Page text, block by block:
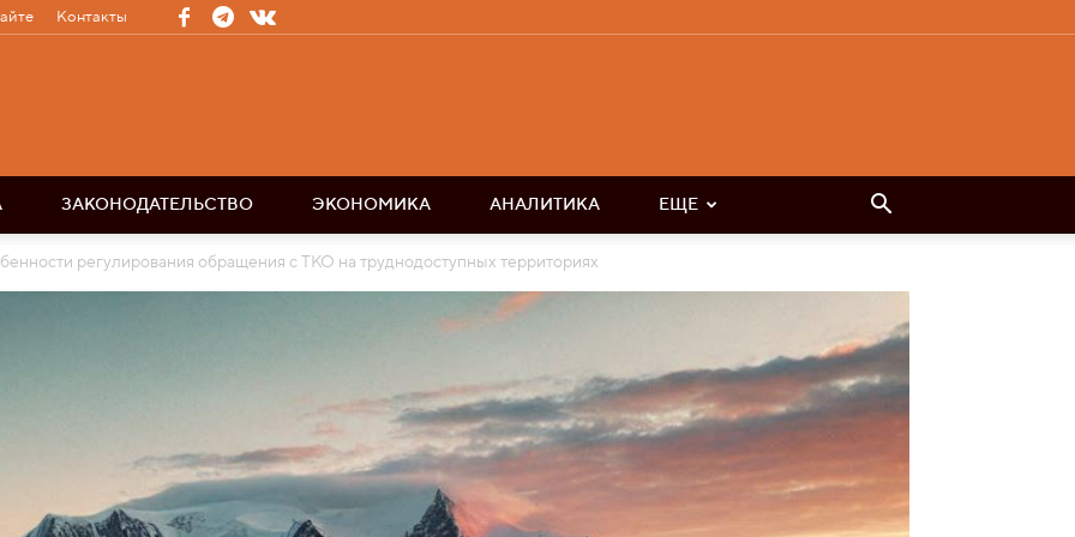
Контакты
ЗАКОНОДАТЕЛЬСТВО ЭКОНОМИКА АНАЛИТИКА ЕЩЕ
регулирования обращения с ТКО на труднодоступных территориях